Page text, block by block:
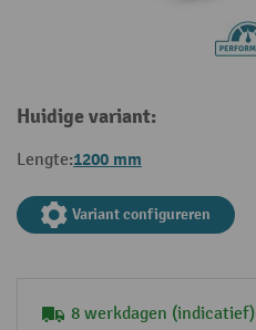
Huidige variant:
Lengte:1200 mm
Variant configureren
8 werkdagen (indicatief)